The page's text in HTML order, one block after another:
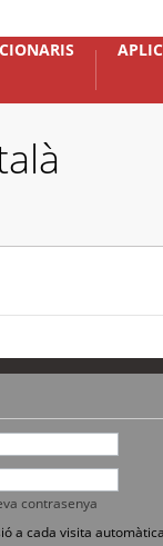
contrasenya
a cada visita